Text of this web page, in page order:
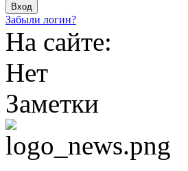
Забыли логин?
На сайте:
Нет
Заметки